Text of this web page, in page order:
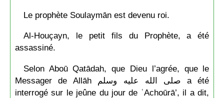
Le prophète Soulaymān est devenu roi.
Al-Houçayn, le petit fils du Prophète, a été
assassiné.
Selon Aboū Qatādah, que Dieu l’agrée, que le
Messager de Allāh صلى الله عليه وسلم a été
interrogé sur le jeûne du jour de ʿAchoūrā’, il a dit,